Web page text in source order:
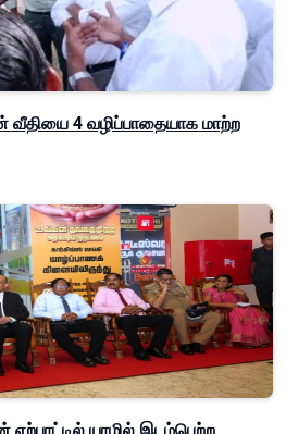
வீதியை 4 வழிப்பாதையாக மாற்ற